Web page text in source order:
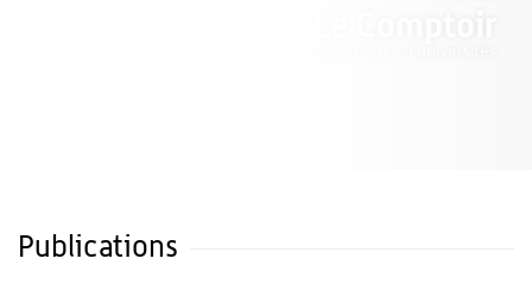
Publications